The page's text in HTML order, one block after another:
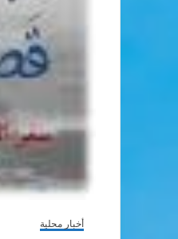
أخبار محلية